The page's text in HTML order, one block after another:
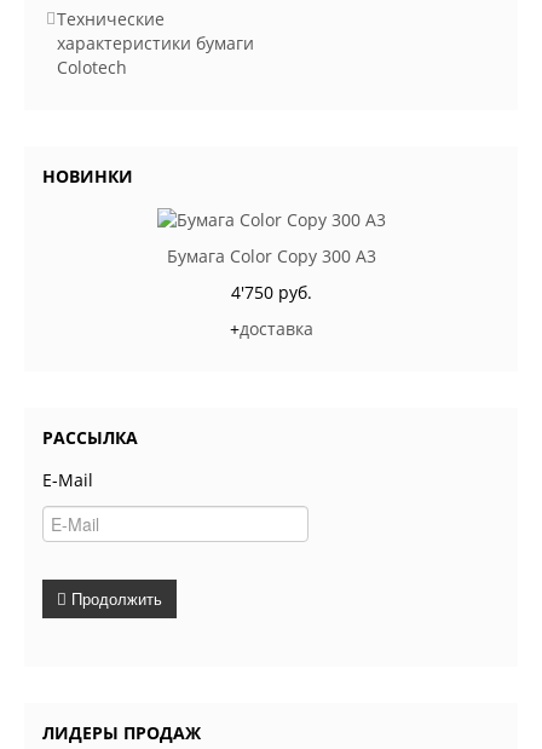
Технические
характеристики бумаги
Colotech
НОВИНКИ
Бумага Color Copy 300 A3
4'750 руб.
+доставка
РАССЫЛКА
E-Mail
Продолжить
ЛИДЕРЫ ПРОДАЖ